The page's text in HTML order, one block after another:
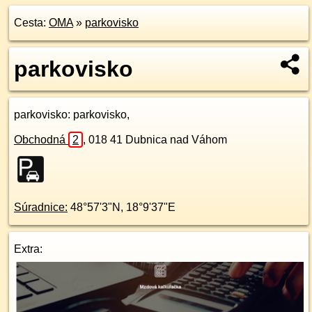
Cesta: OMA» parkovisko
parkovisko
parkovisko: parkovisko,
Obchodná 2 , 018 41 Dubnica nad Váhom
Súradnice: 48°57'3"N , 18°9'37"E
Extra: